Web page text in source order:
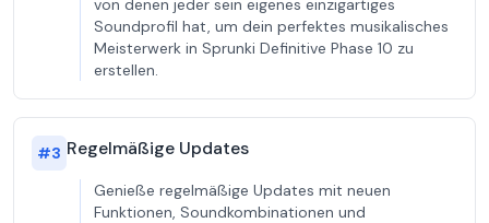
von denen jeder sein eigenes einzigartiges
Soundprofil hat, um dein perfektes musikalisches
Meisterwerk in Sprunki Definitive Phase 10 zu
erstellen.
#3 Regelmäßige Updates
Genieße regelmäßige Updates mit neuen
Funktionen, Soundkombinationen und